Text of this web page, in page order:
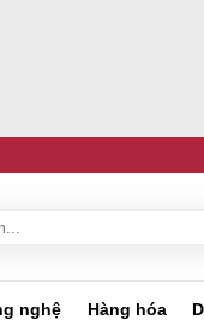
nghệ Hàng hóa